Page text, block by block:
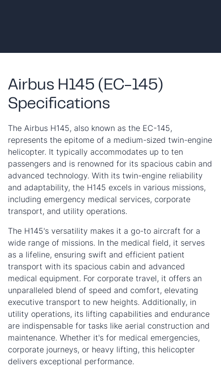
Airbus H145 (EC-145)
Specifications
The Airbus H145, also known as the EC-145,
represents the epitome of a medium-sized twin-engine
helicopter. It typically accommodates up to ten
passengers and is renowned for its spacious cabin and
advanced technology. With its twin-engine reliability
and adaptability, the H145 excels in various missions,
including emergency medical services, corporate
transport, and utility operations.
The H145's versatility makes it a go-to aircraft for a
wide range of missions. In the medical field, it serves
as a lifeline, ensuring swift and efficient patient
transport with its spacious cabin and advanced
medical equipment. For corporate travel, it offers an
unparalleled blend of speed and comfort, elevating
executive transport to new heights. Additionally, in
utility operations, its lifting capabilities and endurance
are indispensable for tasks like aerial construction and
maintenance. Whether it's for medical emergencies,
corporate journeys, or heavy lifting, this helicopter
delivers exceptional performance.